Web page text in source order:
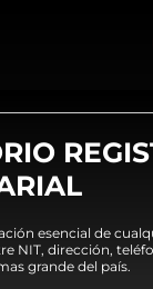
esencial de
NIT, dirección,
grande del país.